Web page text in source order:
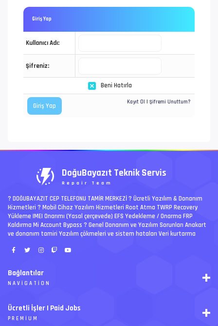
Giriş Yap
Kullanıcı Adı:
Şifreniz:
Beni Hatırla
Kayıt Ol | Şifremi Unuttum?
DoğuBayazıt Teknik Servis
Repair Team
? DOĞUBAYAZIT CEP TELEFONU TAMİR MERKEZİ ?️ Ücretli Yazılım & Donanım
Hizmetleri ? Mobil Cihaz Yazılım Hizmetleri Root Atma TWRP Recovery
Yükleme IMEI Onarımı (Yasal çerçevede) EFS Yedekleme / Onarma FRP
Kaldırma Mi Account Bypass ? Genel Donanım ve Yazılım Sorunları Anakart
ve donanım tamiri Yazılım çökmeleri ve sistem hataları Veri kurtarma
Bağlantılar
NAVIGATION
Arşiv
Ajanda
Ücretli İşler | Paid Jobs
PREMIUM